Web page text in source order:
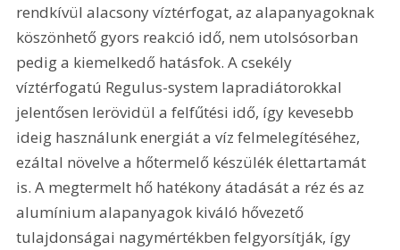
rendkívül alacsony víztérfogat, az alapanyagoknak
köszönhető gyors reakció idő, nem utolsósorban
pedig a kiemelkedő hatásfok. A csekély
víztérfogatú Regulus-system lapradiátorokkal
jelentősen lerövidül a felfűtési idő, így kevesebb
ideig használunk energiát a víz felmelegítéséhez,
ezáltal növelve a hőtermelő készülék élettartamát
is. A megtermelt hő hatékony átadását a réz és az
alumínium alapanyagok kiváló hővezető
tulajdonságai nagymértékben felgyorsítják, így